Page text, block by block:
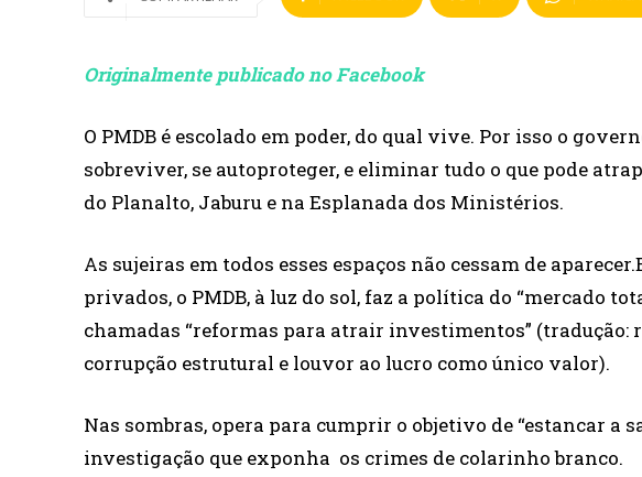
Originalmente publicado no Facebook
O PMDB é escolado em poder, do qual vive. Por isso o
sobreviver, se autoproteger, e eliminar tudo o que pode
do Planalto, Jaburu e na Esplanada dos Ministérios.
As sujeiras em todos esses espaços não cessam de
privados, o PMDB, à luz do sol, faz a política do “mercado
chamadas “reformas para atrair investimentos” (tradução:
corrupção estrutural e louvor ao lucro como único valor).
Nas sombras, opera para cumprir o objetivo de “estancar a
investigação que exponha os crimes de colarinho branco.